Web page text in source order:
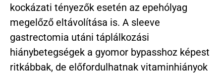
kockázati tényezők esetén az epehólyag
megelőző eltávolítása is. A sleeve
gastrectomia utáni táplálkozási
hiánybetegségek a gyomor bypasshoz képest
ritkábbak, de előfordulhatnak vitaminhiányok